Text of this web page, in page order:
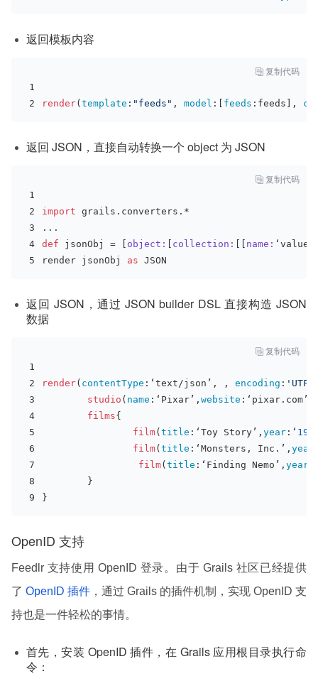
返回模板内容
 复制代码
render(template : "feeds" , model :[ feeds :feeds],
返回 JSON，直接自动转换一个 object 为 JSON
 复制代码
import grails.converters.*
...
def jsonObj = [ object: collection: name:
render jsonObj as JSON
返回 JSON，通过 JSON builder DSL 直接构造 JSON
数据
 复制代码
render( contentType :‘text/json’, , encoding :
studio ( name :‘Pixar’, website :‘pixar.com’)
films{
film( title :‘Toy Story’, year :‘
film( title :‘Monsters, Inc.’, year
film( title :‘Finding Nemo’, year
}
}
OpenID 支持
Feedlr 支持使用 OpenID 登录。由于 Grails 社区已经提供
了 OpenID 插件 ，通过 Grails 的插件机制，实现 OpenID 支
持也是一件轻松的事情。
首先，安装 OpenID 插件，在 Grails 应用根目录执行命
令：